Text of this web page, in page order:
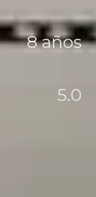
8 años
5.0